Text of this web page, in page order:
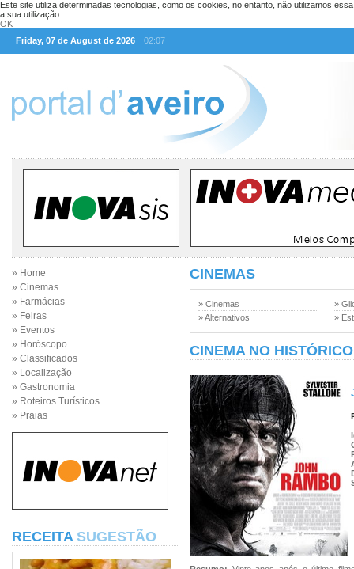
Este site utiliza determinadas tecnologias, como os cookies, no entanto, não utilizamos
a sua utilização.
OK
Friday, 07 de August de 2026
02:07
» Home
» Cinemas
» Farmácias
» Feiras
» Eventos
» Horóscopo
» Classificados
» Localização
» Gastronomia
» Roteiros Turísticos
» Praias
RECEITA SUGESTÃO
CINEMAS
» Cinemas
» Alternativos
»
»
CINEMA NO HISTÓRICO